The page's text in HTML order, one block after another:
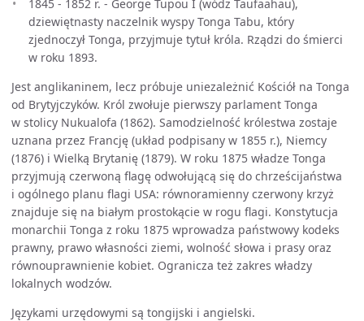
1845 - 1852 r. - George Tupou I (wódz Taufaahau),
dziewiętnasty naczelnik wyspy Tonga Tabu, który
zjednoczył Tonga, przyjmuje tytuł króla. Rządzi do śmierci
w roku 1893.
Jest anglikaninem, lecz próbuje uniezależnić Kościół na Tonga
od Brytyjczyków. Król zwołuje pierwszy parlament Tonga
w stolicy Nukualofa (1862). Samodzielność królestwa zostaje
uznana przez Francję (układ podpisany w 1855 r.), Niemcy
(1876) i Wielką Brytanię (1879). W roku 1875 władze Tonga
przyjmują czerwoną flagę odwołującą się do chrześcijaństwa
i ogólnego planu flagi USA: równoramienny czerwony krzyż
znajduje się na białym prostokącie w rogu flagi. Konstytucja
monarchii Tonga z roku 1875 wprowadza państwowy kodeks
prawny, prawo własności ziemi, wolność słowa i prasy oraz
równouprawnienie kobiet. Ogranicza też zakres władzy
lokalnych wodzów.
Językami urzędowymi są tongijski i angielski.